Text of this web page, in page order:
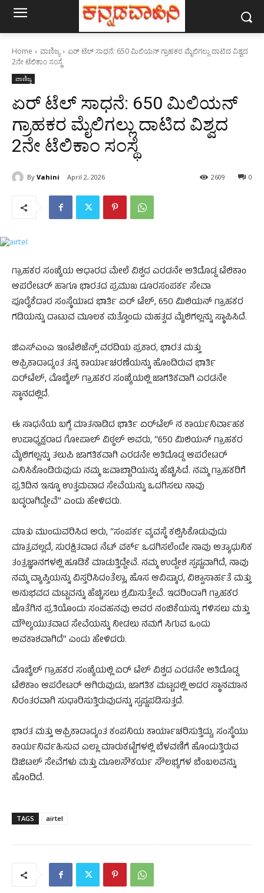
Home ವಾಣಿಜ್ಯ
ಏರ್ ಟೆಲ್ ಸಾಧನೆ: 650 ಮಿಲಿಯನ್ ಗ್ರಾಹಕರ ಮೈಲಿಗಲ್ಲು ದಾಟಿದ ವಿಶ್ವದ
2ನೇ ಟೆಲಿಕಾಂ ಸಂಸ್ಥೆ
ವಾಣಿಜ್ಯ
ಏರ್ ಟೆಲ್ ಸಾಧನೆ: 650 ಮಿಲಿಯನ್
ಗ್ರಾಹಕರ ಮೈಲಿಗಲ್ಲು ದಾಟಿದ ವಿಶ್ವದ
2ನೇ ಟೆಲಿಕಾಂ ಸಂಸ್ಥೆ
By Vahini April 2, 2026 0
2609
ಗ್ರಾಹಕರ ಸಂಖ್ಯೆಯ ಆಧಾರದ ಮೇಲೆ ವಿಶ್ವದ ಎರಡನೇ ಅತಿದೊಡ್ಡ ಟೆಲಿಕಾಂ
ಆಪರೇಟರ್ ಹಾಗೂ ಭಾರತದ ಪ್ರಮುಖ ದೂರಸಂಪರ್ಕ ಸೇವಾ
ಪೂರೈಕೆದಾರ ಸಂಸ್ಥೆಯಾದ ಭಾರ್ತಿ ಏರ್‌ ಟೆಲ್, 650 ಮಿಲಿಯನ್ ಗ್ರಾಹಕರ
ಗಡಿಯನ್ನು ದಾಟುವ ಮೂಲಕ ಮತ್ತೊಂದು ಮಹತ್ವದ ಮೈಲಿಗಲ್ಲನ್ನು ಸ್ಥಾಪಿಸಿದೆ.
ಜಿಎಸ್ಎಂಎ ಇಂಟೆಲಿಜೆನ್ಸ್ ವರದಿಯ ಪ್ರಕಾರ, ಭಾರತ ಮತ್ತು
ಆಫ್ರಿಕಾದಾದ್ಯಂತ ತನ್ನ ಕಾರ್ಯಾಚರಣೆಯನ್ನು ಹೊಂದಿರುವ ಭಾರ್ತಿ
ಏರ್‌ಟೆಲ್, ಮೊಬೈಲ್ ಗ್ರಾಹಕರ ಸಂಖ್ಯೆಯಲ್ಲಿ ಜಾಗತಿಕವಾಗಿ ಎರಡನೇ
ಸ್ಥಾನದಲ್ಲಿದೆ.
ಈ ಸಾಧನೆಯ ಬಗ್ಗೆ ಮಾತನಾಡಿದ ಭಾರ್ತಿ ಏರ್‌ಟೆಲ್‌ ನ ಕಾರ್ಯನಿರ್ವಾಹಕ
ಉಪಾಧ್ಯಕ್ಷರಾದ ಗೋಪಾಲ್ ವಿಠ್ಠಲ್ ಅವರು, “650 ಮಿಲಿಯನ್ ಗ್ರಾಹಕರ
ಮೈಲಿಗಲ್ಲನ್ನು ತಲುಪಿ ಜಾಗತಿಕವಾಗಿ ಎರಡನೇ ಅತಿದೊಡ್ಡ ಆಪರೇಟರ್
ಎನಿಸಿಕೊಂಡಿರುವುದು ನಮ್ಮ ಜವಾಬ್ದಾರಿಯನ್ನು ಹೆಚ್ಚಿಸಿದೆ. ನಮ್ಮ ಗ್ರಾಹಕರಿಗೆ
ಪ್ರತಿದಿನ ಇನ್ನೂ ಉತ್ತಮವಾದ ಸೇವೆಯನ್ನು ಒದಗಿಸಲು ನಾವು
ಬದ್ಧರಾಗಿದ್ದೇವೆ” ಎಂದು ಹೇಳಿದರು.
ಮಾತು ಮುಂದುವರಿಸಿದ ಅರು, “ಸಂಪರ್ಕ ವ್ಯವಸ್ಥೆ ಕಲ್ಪಿಸಿಕೊಡುವುದು
ಮಾತ್ರವಲ್ಲದೆ, ಸುರಕ್ಷಿತವಾದ ನೆಟ್‌ ವರ್ಕ್ ಒದಗಿಸಲೆಂದೇ ನಾವು ಅತ್ಯಾಧುನಿಕ
ತಂತ್ರಜ್ಞಾನಗಳಲ್ಲಿ ಹೂಡಿಕೆ ಮಾಡುತ್ತಿದ್ದೇವೆ. ನಮ್ಮ ಉದ್ದೇಶ ಸ್ಪಷ್ಟವಾಗಿದೆ, ನಾವು
ನಮ್ಮ ವ್ಯಾಪ್ತಿಯನ್ನು ವಿಸ್ತರಿಸಿದಂತೆಲ್ಲಾ, ಹೊಸ ಆವಿಷ್ಕಾರ, ವಿಶ್ವಾಸಾರ್ಹತೆ ಮತ್ತು
ಅನುಭವದ ಮಟ್ಟವನ್ನು ಹೆಚ್ಚಿಸಲು ಶ್ರಮಿಸುತ್ತೇವೆ. ಇದರಿಂದಾಗಿ ಗ್ರಾಹಕರ
ಜೊತೆಗಿನ ಪ್ರತಿಯೊಂದು ಸಂವಹನವು ಅವರ ನಂಬಿಕೆಯನ್ನು ಗಳಿಸಲು ಮತ್ತು
ಮೌಲ್ಯಯುತವಾದ ಸೇವೆಯನ್ನು ನೀಡಲು ನಮಗೆ ಸಿಗುವ ಒಂದು
ಅವಕಾಶವಾಗಿದೆ” ಎಂದು ಹೇಳಿದರು.
ಮೊಬೈಲ್ ಗ್ರಾಹಕರ ಸಂಖ್ಯೆಯಲ್ಲಿ ಏರ್‌ ಟೆಲ್ ವಿಶ್ವದ ಎರಡನೇ ಅತಿದೊಡ್ಡ
ಟೆಲಿಕಾಂ ಆಪರೇಟರ್ ಆಗಿರುವುದು, ಜಾಗತಿಕ ಮಟ್ಟದಲ್ಲಿ ಅದರ ಸ್ಥಾನಮಾನ
ನಿರಂತರವಾಗಿ ಸುಧಾರಿಸುತ್ತಿರುವುದನ್ನು ಸ್ಪಷ್ಟಪಡಿಸುತ್ತದೆ.
ಭಾರತ ಮತ್ತು ಆಫ್ರಿಕಾದಾದ್ಯಂತ ಕಂಪನಿಯ ಕಾರ್ಯಾಚರಿಸುತ್ತಿದ್ದು, ಸಂಸ್ಥೆಯು
ಕಾರ್ಯನಿರ್ವಹಿಸುವ ಎಲ್ಲಾ ಮಾರುಕಟ್ಟೆಗಳಲ್ಲಿ ಬೆಳವಣಿಗೆ ಹೊಂದುತ್ತಿರುವ
ಡಿಜಿಟಲ್ ಸೇವೆಗಳು ಮತ್ತು ಮೂಲಸೌಕರ್ಯ ಸೌಲಭ್ಯಗಳ ಬೆಂಬಲವನ್ನು
ಹೊಂದಿದೆ.
TAGS airtel